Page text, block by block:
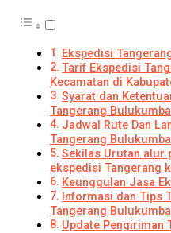
Ekspedisi
Tarif Ekspedisi
Kecamatan di
Syarat dan
Tangerang Bulukumba
Jadwal Rute Dan
Tangerang Bulukumba
Sekilas Urutan alur
ekspedisi Tangerang
Keunggulan Jasa
Informasi dan Tips
Tangerang Bulukumba
Update Pengiriman